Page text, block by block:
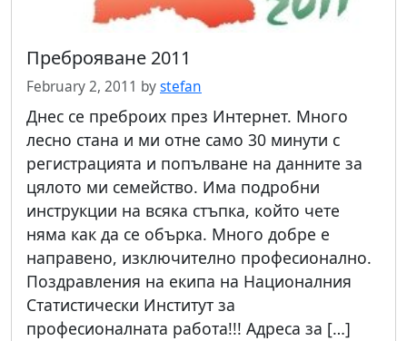
Преброяване 2011
February 2, 2011 bystefan
Днес се преброих през Интернет. Много
лесно стана и ми отне само 30 минути с
регистрацията и попълване на данните за
цялото ми семейство. Има подробни
инструкции на всяка стъпка, който чете
няма как да се обърка. Много добре е
направено, изключително професионално.
Поздравления на екипа на Националния
Статистически Институт за
професионалната работа!!! Адреса за […]